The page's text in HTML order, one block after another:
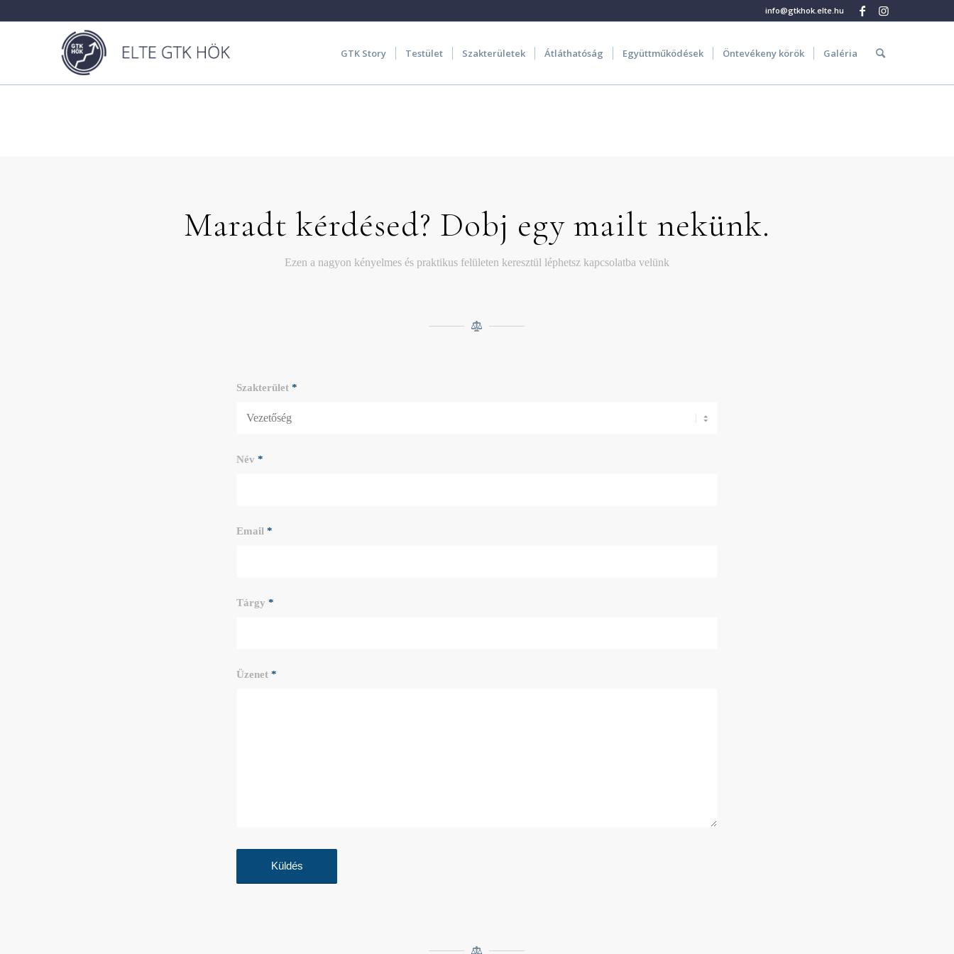
info@gtkhok.elte.hu
GTK Story Testület Szakterületek Átláthatóság Együttműködések Öntevékeny körök Galéria
Maradt kérdésed? Dobj egy mailt nekünk.
Ezen a nagyon kényelmes és praktikus felületen keresztül léphetsz kapcsolatba velünk
Szakterület*
Név*
Email*
Tárgy*
Üzenet*